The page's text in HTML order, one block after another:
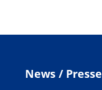
News / Presse